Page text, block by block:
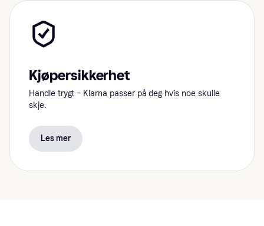
Kjøpersikkerhet
Handle trygt – Klarna passer på deg hvis noe skulle
skje.
Les mer